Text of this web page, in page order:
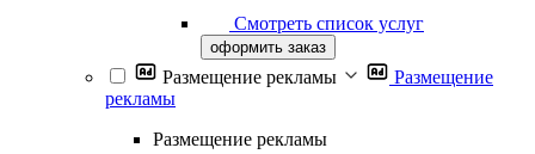
Смотреть список услуг
оформить заказ
Размещение рекламы
Размещение
рекламы
Размещение рекламы